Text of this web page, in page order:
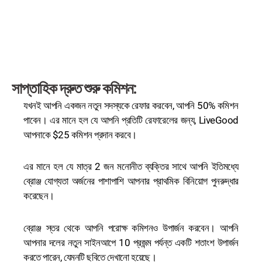
সাপ্তাহিক দ্রুত শুরু কমিশন:
যখনই আপনি একজন নতুন সদস্যকে রেফার করবেন, আপনি 50% কমিশন
পাবেন। এর মানে হল যে আপনি প্রতিটি রেফারেলের জন্য, LiveGood
আপনাকে $25 কমিশন প্রদান করবে।
এর মানে হল যে মাত্র 2 জন মনোনীত ব্যক্তির সাথে আপনি ইতিমধ্যে
ব্রোঞ্জ যোগ্যতা অর্জনের পাশাপাশি আপনার প্রাথমিক বিনিয়োগ পুনরুদ্ধার
করেছেন।
ব্রোঞ্জ স্তর থেকে আপনি পরোক্ষ কমিশনও উপার্জন করবেন। আপনি
আপনার দলের নতুন সাইনআপে 10 প্রজন্ম পর্যন্ত একটি শতাংশ উপার্জন
করতে পারেন, যেমনটি ছবিতে দেখানো হয়েছে।